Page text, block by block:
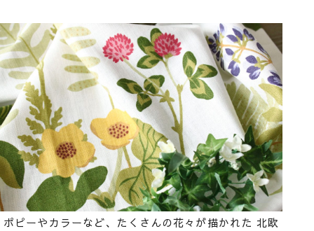
ポピーやカラーなど、たくさんの花々が描かれた 北欧